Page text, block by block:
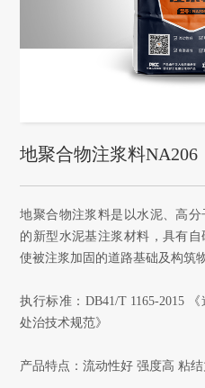
地聚合物注浆料NA206
地聚合物注浆料是以水泥、高
的新型水泥基注浆材料，具有
使被注浆加固的道路基础及构筑
执行标准：DB41/T 1165-2015
处治技术规范》
产品特点：流动性好 强度高 粘